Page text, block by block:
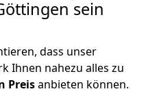
sein
dass unser
Ihnen nahezu alles zu
Preisanbieten können.